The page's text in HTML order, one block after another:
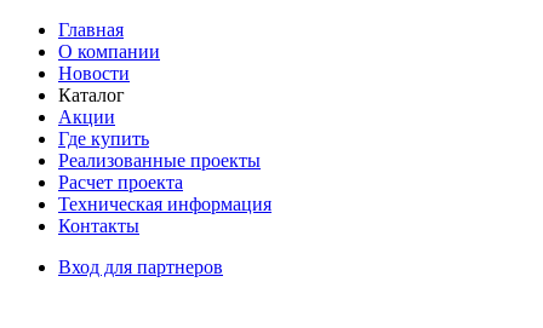
Главная
О компании
Новости
Каталог
Акции
Где купить
Реализованные проекты
Расчет проекта
Техническая информация
Контакты
Вход для партнеров